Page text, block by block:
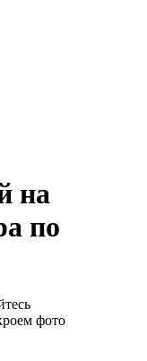
на
по
фото